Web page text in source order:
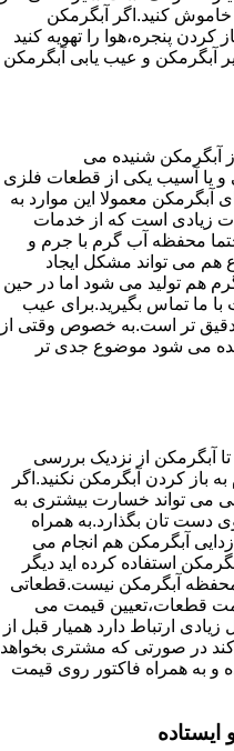
کنید.اگر آبگرمکن
کردن پنجره،هوا را تهویه کنید
آبگرمکن و عیب یابی آبگرمکن
آبگرمکن شنیده می
آسیب یکی از قطعات فلزی
معمولا این موارد به
زیادی است که از خدمات
محفظه آب گرم با جرم و
می تواند مشکل ایجاد
هم تولید می شود اما در حین
ما تماس بگیرید.برای عیب
دقیق تر است.به خصوص وقتی از
می شود موضوع جدی تر
آبگرمکن از نزدیک بررسی
باز کردن آبگرمکن نکنید.اگر
می تواند خسارت بیشتری به
دست تان بگذارد.به همراه
آبگرمکن هم انجام می
استفاده کرده اید دیگر
آبگرمکن نیست.قطعاتی
قطعات،تعیین قیمت می
ارتباط دارد همیار قبل از
کند در صورتی که مشتری بخواهد
و به همراه فاکتور روی قیمت